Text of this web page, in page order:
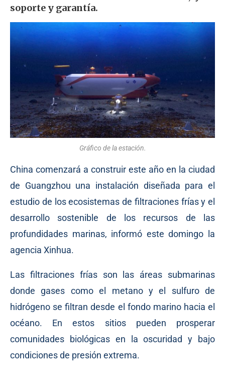
soporte y garantía.
Gráfico de la estación.
China comenzará a construir este año en la ciudad
de Guangzhou una instalación diseñada para el
estudio de los ecosistemas de filtraciones frías y el
desarrollo sostenible de los recursos de las
profundidades marinas, informó este domingo la
agencia Xinhua.
Las filtraciones frías son las áreas submarinas
donde gases como el metano y el sulfuro de
hidrógeno se filtran desde el fondo marino hacia el
océano. En estos sitios pueden prosperar
comunidades biológicas en la oscuridad y bajo
condiciones de presión extrema.